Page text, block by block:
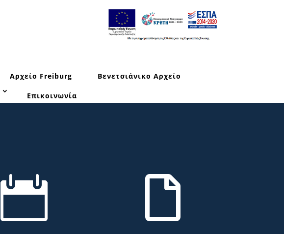
Αρχείο Freiburg Βενετσιάνικο Αρχείο
Επικοινωνία
 